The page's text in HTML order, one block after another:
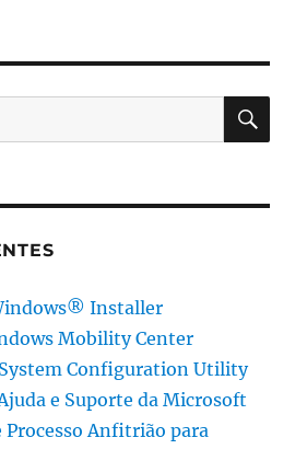
Installer
Mobility Center
Configuration Utility
e Suporte da Microsoft
Anfitrião para